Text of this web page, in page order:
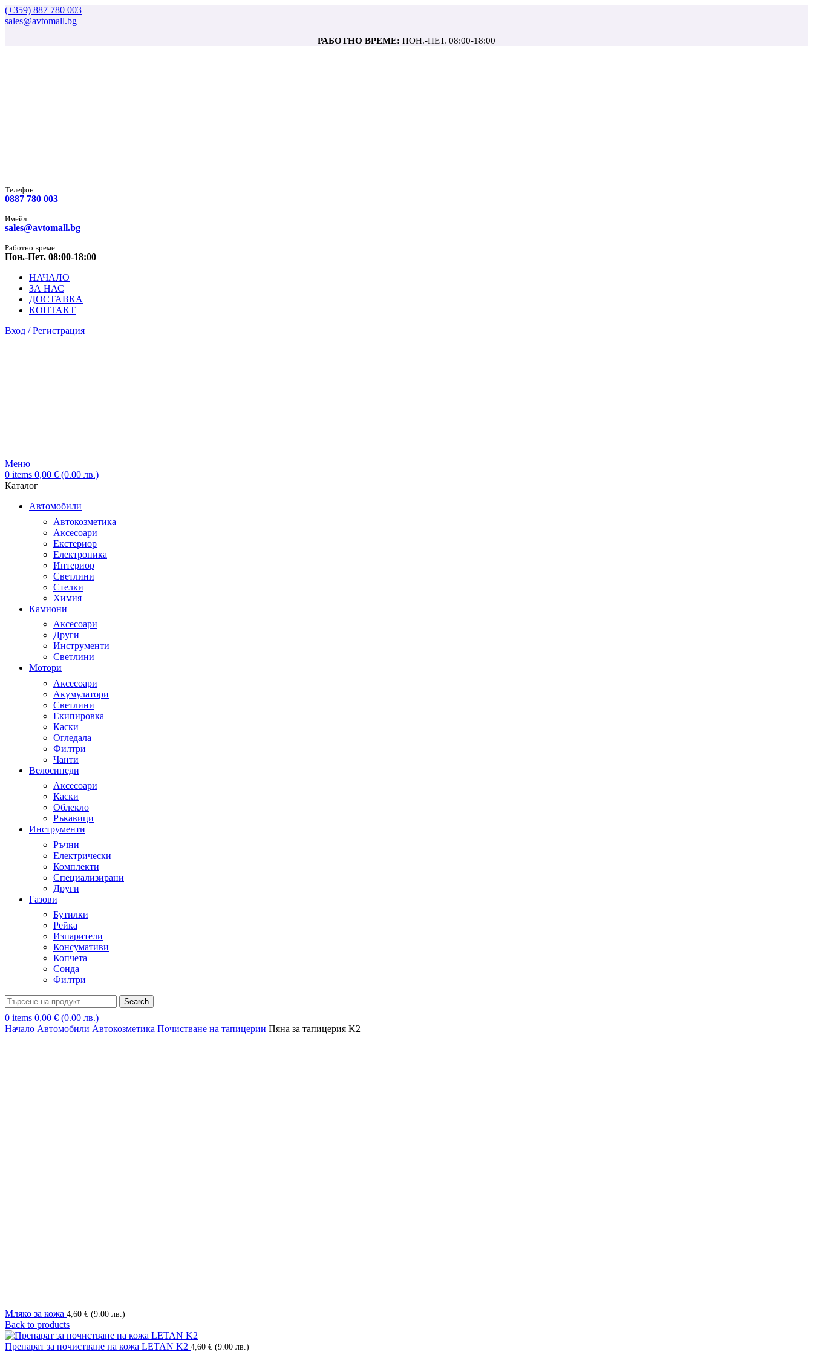
(+359) 887 780 003
sales@avtomall.bg
РАБОТНО ВРЕМЕ: ПОН.-ПЕТ. 08:00-18:00
Tелефон:
0887 780 003
Имейл:
sales@avtomall.bg
Работно време:
Пон.-Пет. 08:00-18:00
НАЧАЛО
ЗА НАС
ДОСТАВКА
КОНТАКТ
Вход / Регистрация
Меню
0 items 0,00 € (0.00 лв.)
Каталог
Автомобили
Автокозметика
Аксесоари
Екстериор
Електроника
Интериор
Светлини
Стелки
Химия
Камиони
Аксесоари
Други
Инструменти
Светлини
Мотори
Аксесоари
Акумулатори
Светлини
Екипировка
Каски
Огледала
Филтри
Чанти
Велосипеди
Аксесоари
Каски
Облекло
Ръкавици
Инструменти
Ръчни
Електрически
Комплекти
Специализирани
Други
Газови
Бутилки
Рейка
Изпарители
Консумативи
Копчета
Сонда
Филтри
Search
0 items 0,00 € (0.00 лв.)
Начало Автомобили Автокозметика Почистване на тапицерии Пяна за тапицерия K2
Мляко за кожа 4,60 € (9.00 лв.)
Back to products
Препарат за почистване на кожа LETAN K2 4,60 € (9.00 лв.)